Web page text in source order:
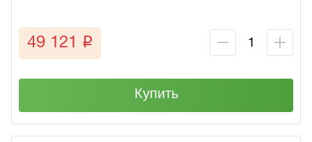
49 121 q
Купить